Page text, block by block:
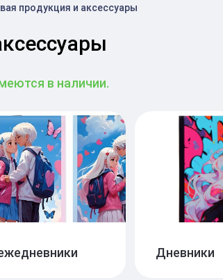
продукция и аксесcуары
в наличии.
Дневники